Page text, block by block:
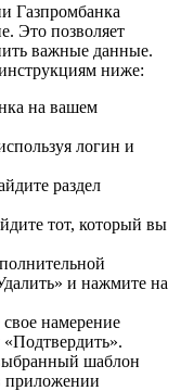
Газпромбанка
Это позволяет
важные данные.
ниже:
на вашем
логин и
раздел
тот, который вы
и нажмите на
намерение
шаблон
приложении